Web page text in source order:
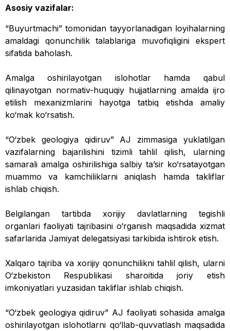
Asosiy vazifalar:
“Buyurtmachi” tomonidan tayyorlanadigan loyihalarning
amaldagi qonunchilik talablariga muvofiqligini ekspert
sifatida baholash.
Amalga oshirilayotgan islohotlar hamda qabul
qilinayotgan normativ-huquqiy hujjatlarning amalda ijro
etilish mexanizmlarini hayotga tatbiq etishda amaliy
ko‘mak ko‘rsatish.
“O‘zbek geologiya qidiruv” AJ zimmasiga yuklatilgan
vazifalarning bajarilishini tizimli tahlil qilish, ularning
samarali amalga oshirilishiga salbiy ta’sir ko‘rsatayotgan
muammo va kamchiliklarni aniqlash hamda takliflar
ishlab chiqish.
Belgilangan tartibda xorijiy davlatlarning tegishli
organlari faoliyati tajribasini o‘rganish maqsadida xizmat
safarlarida Jamiyat delegatsiyasi tarkibida ishtirok etish.
Xalqaro tajriba va xorijiy qonunchilikni tahlil qilish, ularni
O‘zbekiston Respublikasi sharoitida joriy etish
imkoniyatlari yuzasidan takliflar ishlab chiqish.
“O‘zbek geologiya qidiruv” AJ faoliyati sohasida amalga
oshirilayotgan islohotlarni qo‘llab-quvvatlash maqsadida